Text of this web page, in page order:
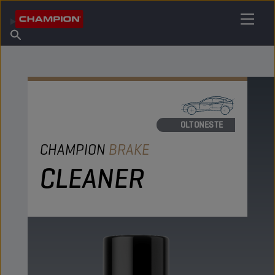
Tietoa Championista
Etsi myyntipiste
HUOLTONESTE
CHAMPION BRAKE
CLEANER